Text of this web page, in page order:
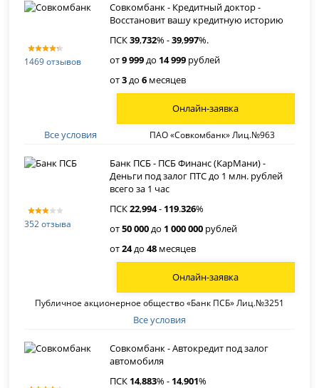
1469 отзывов
Совкомбанк - Кредитный доктор -
Восстановит вашу кредитную историю
ПСК39,732% -39,997%.
от9 999до 14 999 рублей
от3до6 месяцев
Все условия ПАО «Совкомбанк» Лиц.№963
Онлайн-заявка
352 отзыва
Банк ПСБ - ПСБ Финанс (КарМани) -
Деньги под залог ПТС до 1 млн. рублей
всего за 1 час
ПСК22,994- 119.326%
от50 000до 1 000 000 рублей
от24до48 месяцев
Все условия
Публичное акционерное общество «Банк ПСБ» Лиц.№3251
Онлайн-заявка
Совкомбанк - Автокредит под залог
автомобиля
ПСК 14,883% - 14,901%